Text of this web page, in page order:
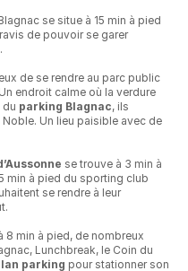
se situe à 15 min à pied
de pouvoir se garer
de se rendre au parc public
endroit calme où la verdure
du parking Blagnac, ils
Un lieu paisible avec de
se trouve à 3 min à
min à pied du sporting club
se rendre à leur
8 min à pied, de nombreux
Lunchbreak, le Coin du
parking pour stationner son